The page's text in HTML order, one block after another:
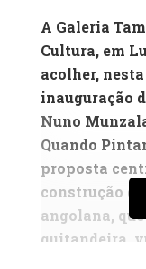
A Galeria
Cultura, em
acolher,
inauguração
Nuno
Quando
proposta
construção
angolana,
quitandeira,